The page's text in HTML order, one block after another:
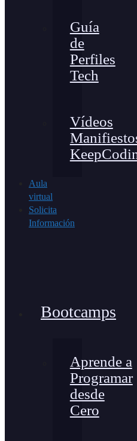
Guía
de
Perfiles
Tech
Vídeos
Aula
virtual
Solicita
Información
Bootcamps
Aprende a
Programar
desde
Cero